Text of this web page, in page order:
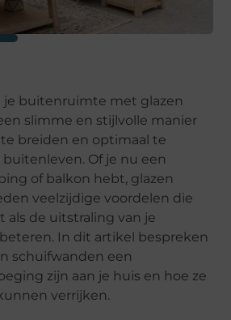
je buitenruimte met glazen
slimme en stijlvolle manier
breiden en optimaal te
Of je nu een
of balkon hebt, glazen
veelzijdige voordelen die
als de uitstraling van je
In dit artikel bespreken
schuifwanden een
zijn aan je huis en hoe ze
verrijken.